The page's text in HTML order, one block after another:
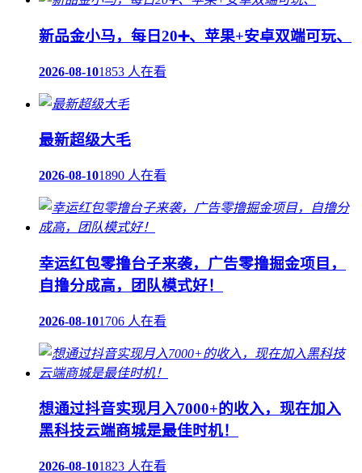
新品金小马，每日20➕、苹果+安卓双端可玩、
2026-08-101853 人在看
最新超级大毛
2026-08-101890 人在看
幸运红包零撸台子来袭，广告零撸掘金项目，
自撸分成高，团队模式好！
2026-08-101706 人在看
想通过抖音实现月入7000+的收入，现在加入
黑科技云端商城是最佳时机！
2026-08-101823 人在看